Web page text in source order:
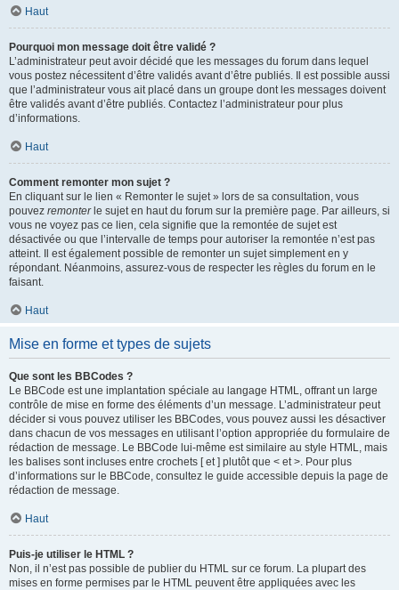
Haut
Pourquoi mon message doit être validé ?
L’administrateur peut avoir décidé que les messages du forum dans lequel
vous postez nécessitent d’être validés avant d’être publiés. Il est possible aussi
que l’administrateur vous ait placé dans un groupe dont les messages doivent
être validés avant d’être publiés. Contactez l’administrateur pour plus
d’informations.
Haut
Comment remonter mon sujet ?
En cliquant sur le lien « Remonter le sujet » lors de sa consultation, vous
pouvez remonterle sujet en haut du forum sur la première page. Par ailleurs, si
vous ne voyez pas ce lien, cela signifie que la remontée de sujet est
désactivée ou que l’intervalle de temps pour autoriser la remontée n’est pas
atteint. Il est également possible de remonter un sujet simplement en y
répondant. Néanmoins, assurez-vous de respecter les règles du forum en le
faisant.
Haut
Mise en forme et types de sujets
Que sont les BBCodes ?
Le BBCode est une implantation spéciale au langage HTML, offrant un large
contrôle de mise en forme des éléments d’un message. L’administrateur peut
décider si vous pouvez utiliser les BBCodes, vous pouvez aussi les désactiver
dans chacun de vos messages en utilisant l’option appropriée du formulaire de
rédaction de message. Le BBCode lui-même est similaire au style HTML, mais
les balises sont incluses entre crochets [ et ] plutôt que < et >. Pour plus
d’informations sur le BBCode, consultez le guide accessible depuis la page de
rédaction de message.
Haut
Puis-je utiliser le HTML ?
Non, il n’est pas possible de publier du HTML sur ce forum. La plupart des
mises en forme permises par le HTML peuvent être appliquées avec les